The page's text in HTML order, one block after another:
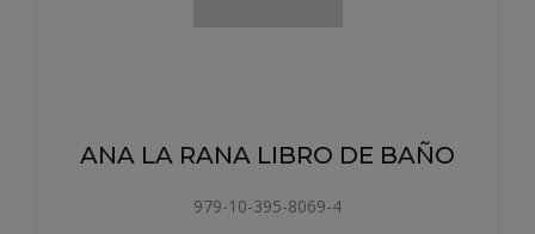
ANA LA RANA LIBRO DE BAÑO
979-10-395-8069-4